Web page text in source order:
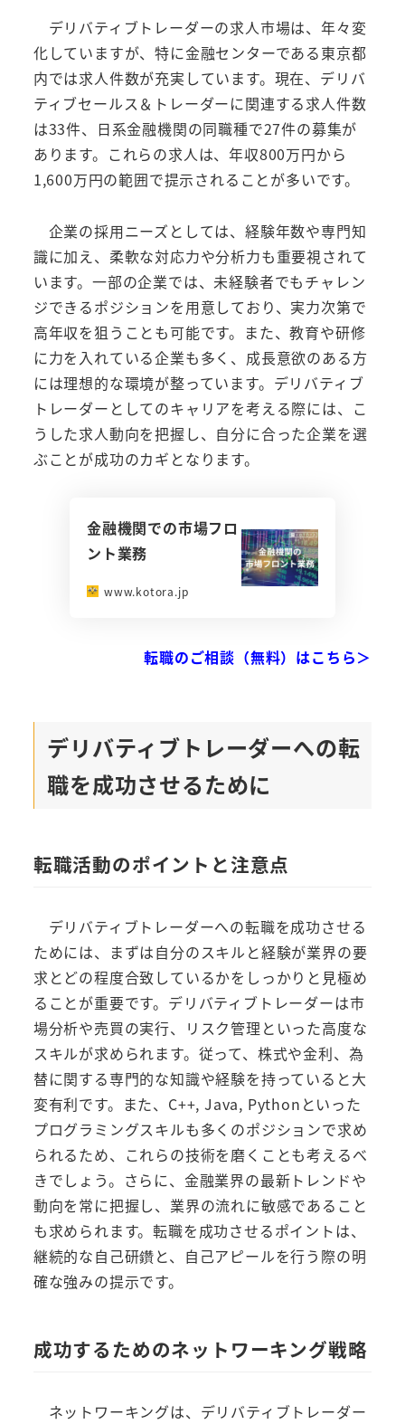
デリバティブトレーダーの求人市場は、年々変
化していますが、特に金融センターである東京都
内では求人件数が充実しています。現在、デリバ
ティブセールス＆トレーダーに関連する求人件数
は33件、日系金融機関の同職種で27件の募集が
あります。これらの求人は、年収800万円から
1,600万円の範囲で提示されることが多いです。
企業の採用ニーズとしては、経験年数や専門知
識に加え、柔軟な対応力や分析力も重要視されて
います。一部の企業では、未経験者でもチャレン
ジできるポジションを用意しており、実力次第で
高年収を狙うことも可能です。また、教育や研修
に力を入れている企業も多く、成長意欲のある方
には理想的な環境が整っています。デリバティブ
トレーダーとしてのキャリアを考える際には、こ
うした求人動向を把握し、自分に合った企業を選
ぶことが成功のカギとなります。
金融機関での市場フロ
ント業務
www.kotora.jp
転職のご相談（無料）はこちら＞
デリバティブトレーダーへの転
職を成功させるために
転職活動のポイントと注意点
デリバティブトレーダーへの転職を成功させる
ためには、まずは自分のスキルと経験が業界の要
求とどの程度合致しているかをしっかりと見極め
ることが重要です。デリバティブトレーダーは市
場分析や売買の実行、リスク管理といった高度な
スキルが求められます。従って、株式や金利、為
替に関する専門的な知識や経験を持っていると大
変有利です。また、C++, Java, Pythonといった
プログラミングスキルも多くのポジションで求め
られるため、これらの技術を磨くことも考えるべ
きでしょう。さらに、金融業界の最新トレンドや
動向を常に把握し、業界の流れに敏感であること
も求められます。転職を成功させるポイントは、
継続的な自己研鑽と、自己アピールを行う際の明
確な強みの提示です。
成功するためのネットワーキング戦略
ネットワーキングは、デリバティブトレーダー